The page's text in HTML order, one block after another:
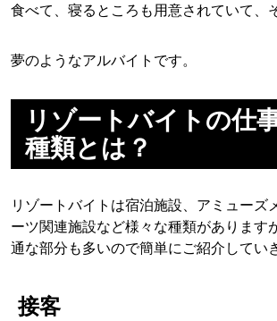
食べて、寝るところも用意されていて、
夢のようなアルバイトです。
リゾートバイトの仕
種類とは？
リゾートバイトは宿泊施設、アミューズ
ーツ関連施設など様々な種類があります
通な部分も多いので簡単にご紹介してい
接客